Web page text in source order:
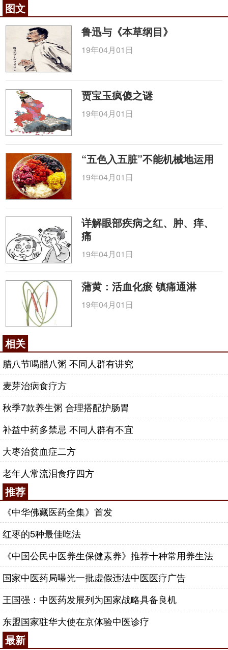
图文
鲁迅与《本草纲目》
19年04月01日
贾宝玉疯傻之谜
19年04月01日
“五色入五脏”不能机械地运用
19年04月01日
详解眼部疾病之红、肿、痒、
痛
19年04月01日
蒲黄：活血化瘀 镇痛通淋
19年04月01日
相关
腊八节喝腊八粥 不同人群有讲究
麦芽治病食疗方
秋季7款养生粥 合理搭配护肠胃
补益中药多禁忌 不同人群有不宜
大枣治贫血症二方
老年人常流泪食疗四方
推荐
《中华佛藏医药全集》首发
红枣的5种最佳吃法
《中国公民中医养生保健素养》推荐十种常用养生法
国家中医药局曝光一批虚假违法中医医疗广告
王国强：中医药发展列为国家战略具备良机
东盟国家驻华大使在京体验中医诊疗
最新